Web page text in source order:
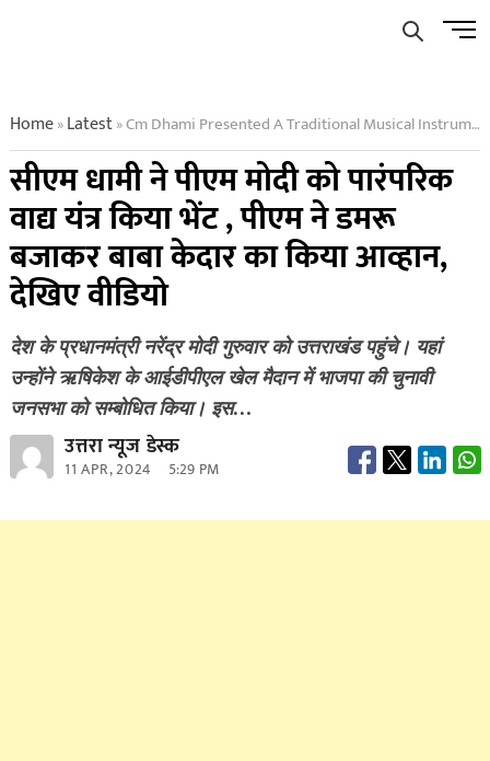
Menu
Home»Latest»Cm Dhami Presented A Traditional Musical Instrument To Pm Modi Pm Invoked Baba Kedar By Playing Damru Watch Video
सीएम धामी ने पीएम मोदी को पारंपरिक
वाद्य यंत्र किया भेंट , पीएम ने डमरू
बजाकर बाबा केदार का किया आव्हान,
देखिए वीडियो
देश के प्रधानमंत्री नरेंद्र मोदी गुरुवार को उत्तराखंड पहुंचे। यहां
उन्होंने ऋषिकेश के आईडीपीएल खेल मैदान में भाजपा की चुनावी
जनसभा को सम्बोधित किया। इस…
उत्तरा न्यूज डेस्क
11 APR, 2024 5:29 PM